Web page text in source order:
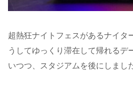
超熱狂ナイトフェスがあるナイタ
うしてゆっくり滞在して帰れるデ
いつつ、スタジアムを後にしまし